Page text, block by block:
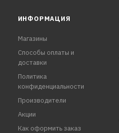
ИНФОРМАЦИЯ
Магазины
Способы оплаты и
доставки
Политика
конфиденциальности
Производители
Акции
Как оформить заказ